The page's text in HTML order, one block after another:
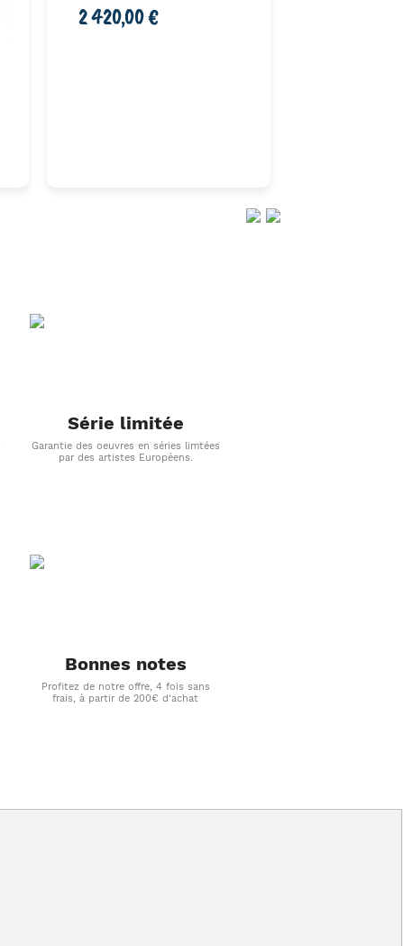
2 420,00 €
Série limitée
Garantie des oeuvres en séries limtées
par des artistes Européens.
Bonnes notes
Profitez de notre offre, 4 fois sans
frais, à partir de 200€ d'achat